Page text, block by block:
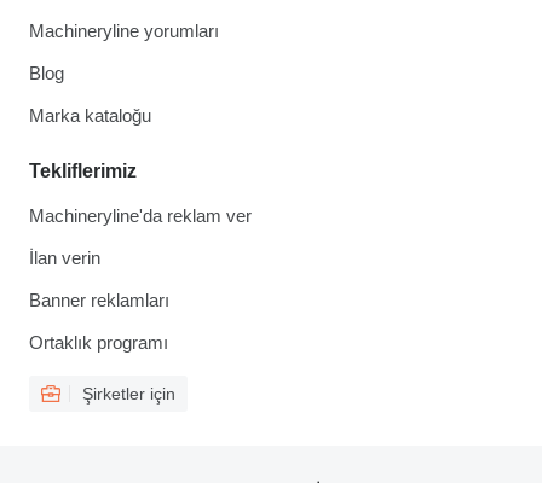
Machineryline yorumları
Blog
Marka kataloğu
Tekliflerimiz
Machineryline'da reklam ver
İlan verin
Banner reklamları
Ortaklık programı
Şirketler için